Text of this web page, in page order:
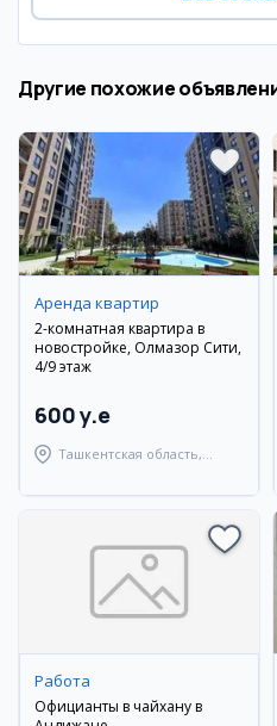
Другие похожие
Аренда квартир
2-комнатная квартира в
новостройке, Олмазор Сити,
4/9 этаж
600 y.e
Ташкентская область,
Работа
Официанты в чайхану в